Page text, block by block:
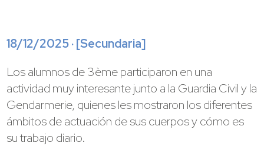
18/12/2025 · [Secundaria]
Los alumnos de 3ème participaron en una
actividad muy interesante junto a la Guardia Civil y la
Gendarmerie, quienes les mostraron los diferentes
ámbitos de actuación de sus cuerpos y cómo es
su trabajo diario.